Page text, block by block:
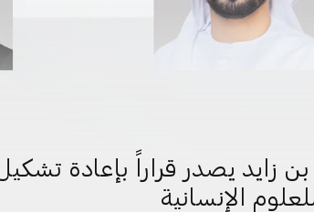
زايد يصدر قراراً بإعادة
الإنسانية